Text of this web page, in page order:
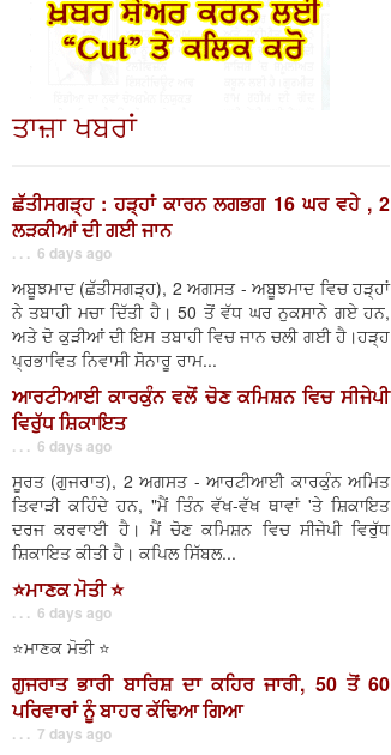
ਤਾਜ਼ਾ ਖਬਰਾਂ
ਛੱਤੀਸਗੜ੍ਹ : ਹੜ੍ਹਾਂ ਕਾਰਨ ਲਗਭਗ 16 ਘਰ ਵਹੇ , 2
ਲੜਕੀਆਂ ਦੀ ਗਈ ਜਾਨ
. . . 6 days ago
ਅਬੂਝਮਾਦ (ਛੱਤੀਸਗੜ੍ਹ), 2 ਅਗਸਤ - ਅਬੂਝਮਾਦ ਵਿਚ ਹੜ੍ਹਾਂ
ਨੇ ਤਬਾਹੀ ਮਚਾ ਦਿੱਤੀ ਹੈ। 50 ਤੋਂ ਵੱਧ ਘਰ ਨੁਕਸਾਨੇ ਗਏ ਹਨ,
ਅਤੇ ਦੋ ਕੁੜੀਆਂ ਦੀ ਇਸ ਤਬਾਹੀ ਵਿਚ ਜਾਨ ਚਲੀ ਗਈ ਹੈ।ਹੜ੍ਹ
ਪ੍ਰਭਾਵਿਤ ਨਿਵਾਸੀ ਸੋਨਾਰੂ ਰਾਮ...
ਆਰਟੀਆਈ ਕਾਰਕੁੰਨ ਵਲੋਂ ਚੋਣ ਕਮਿਸ਼ਨ ਵਿਚ ਸੀਜੇਪੀ
ਵਿਰੁੱਧ ਸ਼ਿਕਾਇਤ
. . . 6 days ago
ਸੂਰਤ (ਗੁਜਰਾਤ), 2 ਅਗਸਤ - ਆਰਟੀਆਈ ਕਾਰਕੁੰਨ ਅਮਿਤ
ਤਿਵਾੜੀ ਕਹਿੰਦੇ ਹਨ, "ਮੈਂ ਤਿੰਨ ਵੱਖ-ਵੱਖ ਥਾਵਾਂ 'ਤੇ ਸ਼ਿਕਾਇਤ
ਦਰਜ ਕਰਵਾਈ ਹੈ। ਮੈਂ ਚੋਣ ਕਮਿਸ਼ਨ ਵਿਚ ਸੀਜੇਪੀ ਵਿਰੁੱਧ
ਸ਼ਿਕਾਇਤ ਕੀਤੀ ਹੈ। ਕਪਿਲ ਸਿੱਬਲ...
⭐️ਮਾਣਕ ਮੋਤੀ ⭐️
. . . 6 days ago
⭐️ਮਾਣਕ ਮੋਤੀ ⭐️
ਗੁਜਰਾਤ ਭਾਰੀ ਬਾਰਿਸ਼ ਦਾ ਕਹਿਰ ਜਾਰੀ, 50 ਤੋਂ 60
ਪਰਿਵਾਰਾਂ ਨੂੰ ਬਾਹਰ ਕੱਢਿਆ ਗਿਆ
. . . 7 days ago